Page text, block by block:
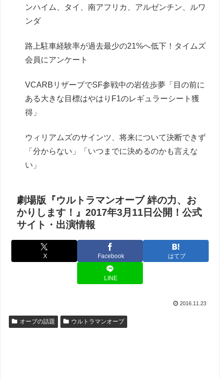
ンハイム、タイ、南アフリカ、アルゼンチン、ルワ
ンダ
路上駐車経験率が過去最少の21%へ低下！タイムズ
会員にアンケート
VCARBリザーブでSF参戦中の岩佐歩夢「目の前に
ある大きな目標はやはりF1のレギュラーシート獲
得」
ウィリアムズのサインツ、将来について決断できず
「分からない」「いつまでに決めるのかも言えな
い」
劇場版『ウルトラマンオーブ 絆の力、お
かりします！』2017年3月11日公開！公式
サイト・出演情報
X Facebook はてブ
LINE
2016.11.23
オーブの話題 ウルトラマンオーブ